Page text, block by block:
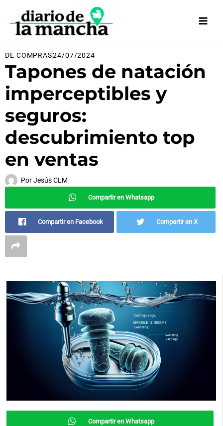
contenido
DE COMPRAS24/07/2024
Tapones de natación
imperceptibles y
seguros:
descubrimiento top
en ventas
PorJesús CLM
Compartir en Whatsapp
Compartir en Facebook Compartir en X
Compartir en Whatsapp